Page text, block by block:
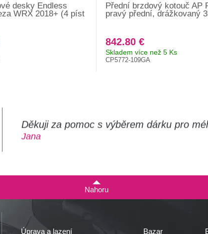
desky Endless
WRX 2018+ (4 píst
Přední brzdový kotouč AP
pravý přední, drážkovaný
842.80 €
Skladem více než 5 Ks
CP5772-109GA
Děkuji za pomoc s výběrem dárku pro
Jana
Nahoru
Úprava a lazení Bazar